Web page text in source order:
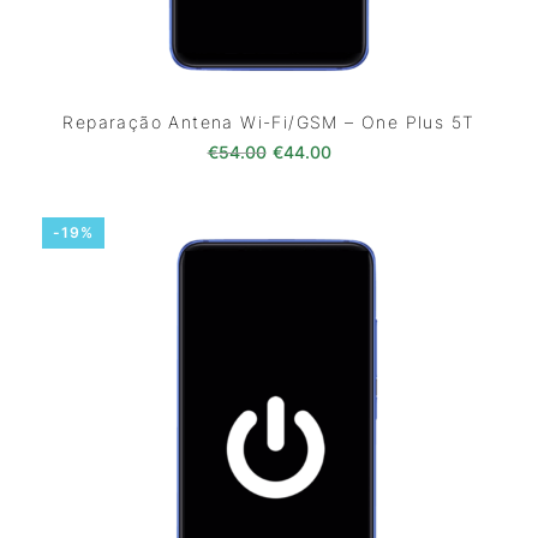
Reparação Antena Wi-Fi/GSM – One Plus 5T
€54.00 O preço original era: €54.00.
€44.00O preço atual é:
-19%